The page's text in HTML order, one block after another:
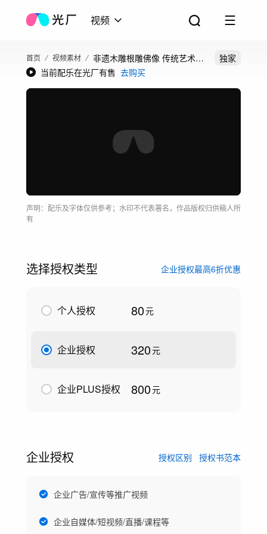
视频
首页 视频素材
非遗木雕根雕佛像 传统艺术文
化唯美素材
独家
当前配乐在光厂有售 去购买
声明：配乐及字体仅供参考；水印不代表署名，作品版权归供稿人所
有
选择授权类型 企业授权最高6折优惠
个人授权 80元
企业授权 320元
企业PLUS授权 800元
企业授权 授权区别 授权书范本
企业广告/宣传等推广视频
企业自媒体/短视频/直播/课程等